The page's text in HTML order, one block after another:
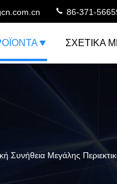
86-371-
ΣΧΕΤΙΚΆ
Συνήθεια Μεγάλης